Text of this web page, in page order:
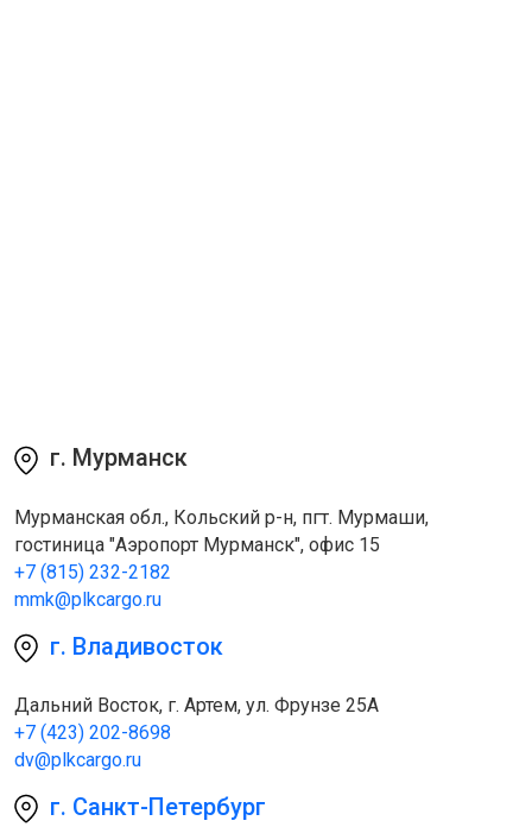
г. Мурманск
Мурманская обл., Кольский р-н, пгт. Мурмаши,
гостиница "Аэропорт Мурманск", офис 15
+7 (815) 232-2182
mmk@plkcargo.ru
г. Владивосток
Дальний Восток, г. Артем, ул. Фрунзе 25А
+7 (423) 202-8698
dv@plkcargo.ru
г. Санкт-Петербург